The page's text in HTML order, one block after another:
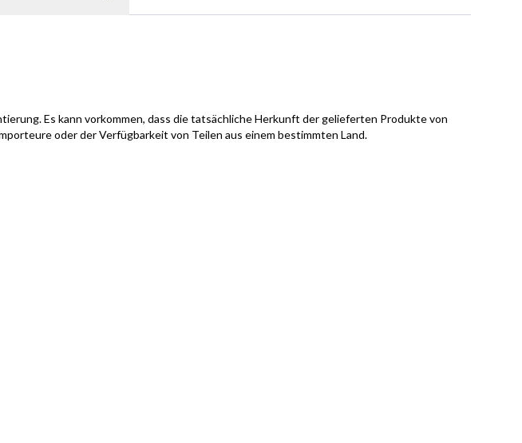
Es kann vorkommen, dass die tatsächliche Herkunft der gelieferten Produkte von
oder der Verfügbarkeit von Teilen aus einem bestimmten Land.